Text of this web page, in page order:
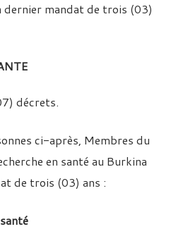
mandat de trois (03)
décrets.
ci-après, Membres du
en santé au Burkina
de trois (03) ans :